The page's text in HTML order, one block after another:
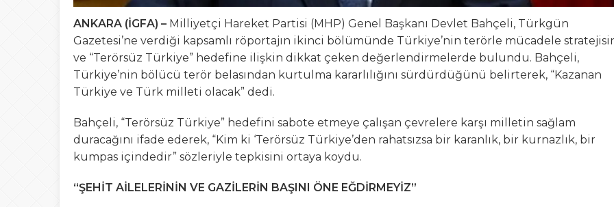
ANKARA (İGFA) – Milliyetçi Hareket Partisi (MHP) Genel Başkanı Devlet Bahçeli, Türkgün
Gazetesi’ne verdiği kapsamlı röportajın ikinci bölümünde Türkiye’nin terörle mücadele
ve “Terörsüz Türkiye” hedefine ilişkin dikkat çeken değerlendirmelerde bulundu. Bahçeli,
Türkiye’nin bölücü terör belasından kurtulma kararlılığını sürdürdüğünü belirterek, “Kazanan
Türkiye ve Türk milleti olacak” dedi.
Bahçeli, “Terörsüz Türkiye” hedefini sabote etmeye çalışan çevrelere karşı milletin sağlam
duracağını ifade ederek, “Kim ki ‘Terörsüz Türkiye’den rahatsızsa bir karanlık, bir kurnazlık, bir
kumpas içindedir” sözleriyle tepkisini ortaya koydu.
“ŞEHİT AİLELERİNİN VE GAZİLERİN BAŞINI ÖNE EĞDİRMEYİZ”